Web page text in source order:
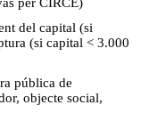
per CIRCE)
del capital (si
(si capital < 3.000
pública de
objecte social,